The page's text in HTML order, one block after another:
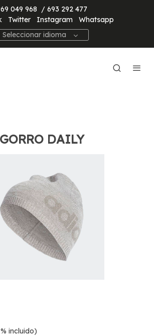
049 968 / 693 292 477
Twitter Instagram
Whatsapp
Seleccionar idioma
DAILY
incluido)